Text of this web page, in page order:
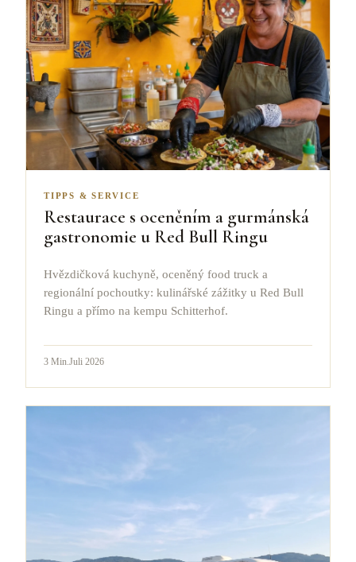
TIPPS & SERVICE
Restaurace s oceněním a gurmánská
gastronomie u Red Bull Ringu
Hvězdičková kuchyně, oceněný food truck a
regionální pochoutky: kulinářské zážitky u Red Bull
Ringu a přímo na kempu Schitterhof.
3 Min.Juli 2026